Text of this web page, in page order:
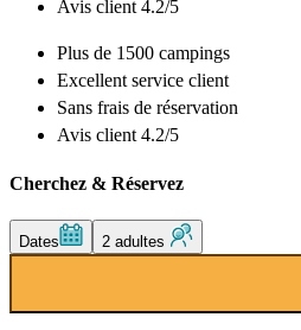
Avis client 4.2/5
Plus de 1500 campings
Excellent service client
Sans frais de réservation
Avis client 4.2/5
Cherchez & Réservez
Dates 2 adultes